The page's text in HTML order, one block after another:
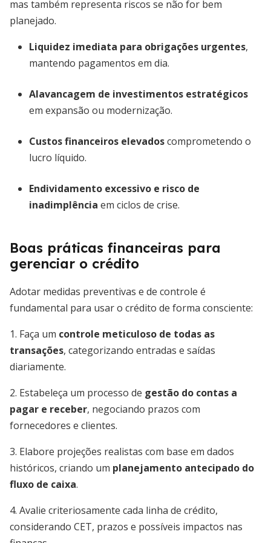
mas também representa riscos se não for bem
planejado.
Liquidez imediata para obrigações urgentes,
mantendo pagamentos em dia.
Alavancagem de investimentos estratégicos
em expansão ou modernização.
Custos financeiros elevadoscomprometendo o
lucro líquido.
Endividamento excessivo e risco de
inadimplência em ciclos de crise.
Boas práticas financeiras para
gerenciar o crédito
Adotar medidas preventivas e de controle é
fundamental para usar o crédito de forma consciente:
1. Faça um controle meticuloso de todas as
transações, categorizando entradas e saídas
diariamente.
2. Estabeleça um processo de gestão do contas a
pagar e receber, negociando prazos com
fornecedores e clientes.
3. Elabore projeções realistas com base em dados
históricos, criando um planejamento antecipado do
fluxo de caixa.
4. Avalie criteriosamente cada linha de crédito,
considerando CET, prazos e possíveis impactos nas